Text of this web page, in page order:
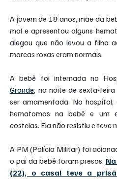
A jovem de 18 anos, mãe da
mal e apresentou alguns
alegou que não levou a filha
marcas roxas eram normais.
A bebê foi internada no
Grande, na noite de sexta-
ser amamentada. No
hematomas na bebê e um
costelas. Ela não resistiu e teve
A PM (Polícia Militar) foi
o pai da bebê foram presos.
(22), o casal teve a